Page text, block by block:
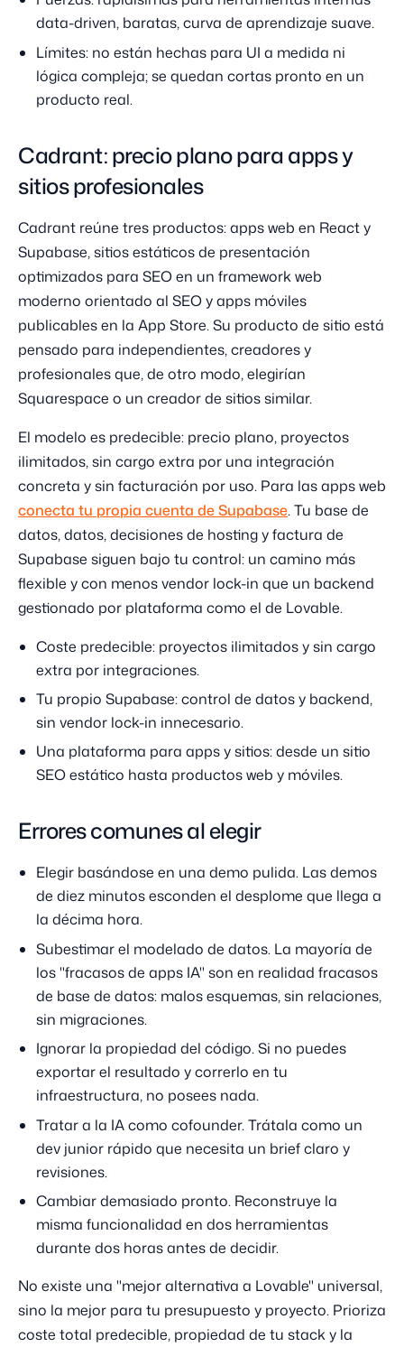
data-driven, baratas, curva de aprendizaje suave.
Límites: no están hechas para UI a medida ni
lógica compleja; se quedan cortas pronto en un
producto real.
Cadrant: precio plano para apps y
sitios profesionales
Cadrant reúne tres productos: apps web en React y
Supabase, sitios estáticos de presentación
optimizados para SEO en un framework web
moderno orientado al SEO y apps móviles
publicables en la App Store. Su producto de sitio está
pensado para independientes, creadores y
profesionales que, de otro modo, elegirían
Squarespace o un creador de sitios similar.
El modelo es predecible: precio plano, proyectos
ilimitados, sin cargo extra por una integración
concreta y sin facturación por uso. Para las apps web
conecta tu propia cuenta de Supabase. Tu base de
datos, datos, decisiones de hosting y factura de
Supabase siguen bajo tu control: un camino más
flexible y con menos vendor lock-in que un backend
gestionado por plataforma como el de Lovable.
Coste predecible: proyectos ilimitados y sin cargo
extra por integraciones.
Tu propio Supabase: control de datos y backend,
sin vendor lock-in innecesario.
Una plataforma para apps y sitios: desde un sitio
SEO estático hasta productos web y móviles.
Errores comunes al elegir
Elegir basándose en una demo pulida. Las demos
de diez minutos esconden el desplome que llega a
la décima hora.
Subestimar el modelado de datos. La mayoría de
los "fracasos de apps IA" son en realidad fracasos
de base de datos: malos esquemas, sin relaciones,
sin migraciones.
Ignorar la propiedad del código. Si no puedes
exportar el resultado y correrlo en tu
infraestructura, no posees nada.
Tratar a la IA como cofounder. Trátala como un
dev junior rápido que necesita un brief claro y
revisiones.
Cambiar demasiado pronto. Reconstruye la
misma funcionalidad en dos herramientas
durante dos horas antes de decidir.
No existe una "mejor alternativa a Lovable" universal,
sino la mejor para tu presupuesto y proyecto. Prioriza
coste total predecible, propiedad de tu stack y la